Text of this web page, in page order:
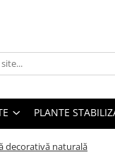
PLANTE
decorativă naturală